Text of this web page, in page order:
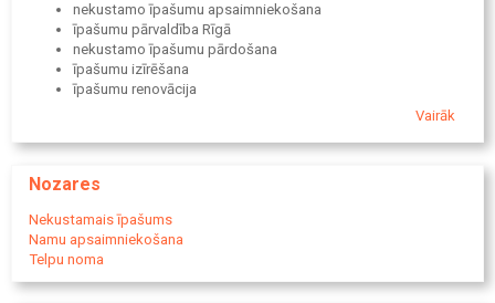
nekustamo īpašumu apsaimniekošana
īpašumu pārvaldība Rīgā
nekustamo īpašumu pārdošana
īpašumu izīrēšana
īpašumu renovācija
komercīpašumu pārvaldība
īpašuma uzturēšana
NĪ apsaimniekošanas uzņēmums
īpašumu pārdošanas pakalpojumi
investīcijas nekustamajos īpašumos
īpašumu pārvaldības risinājumi
Vairāk
Nozares
Nekustamais īpašums
Namu apsaimniekošana
Telpu noma